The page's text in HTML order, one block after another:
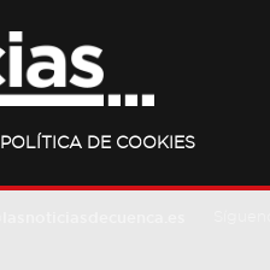
POLÍTICA DE COOKIES